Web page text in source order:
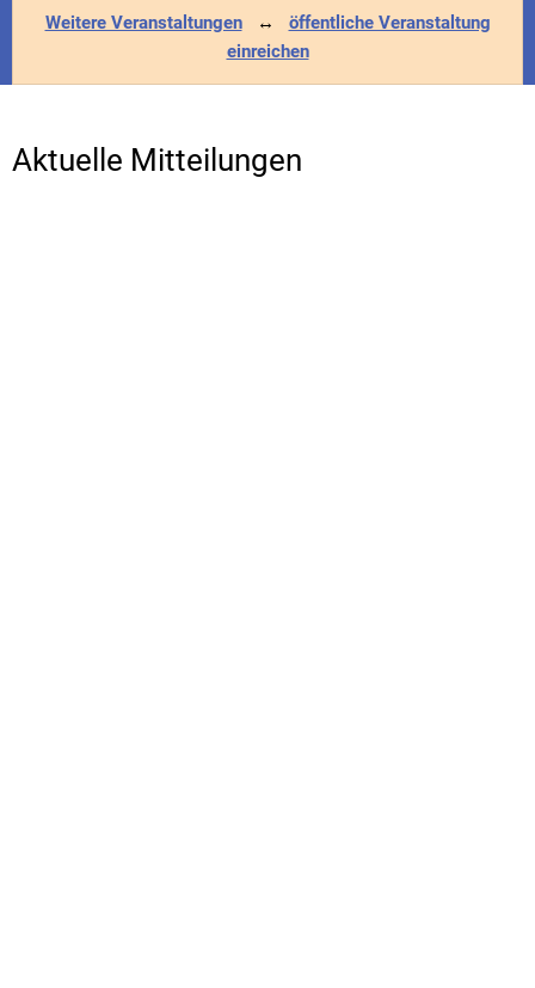
Weitere Veranstaltungen↔ öffentliche Veranstaltung
einreichen
Aktuelle Mitteilungen